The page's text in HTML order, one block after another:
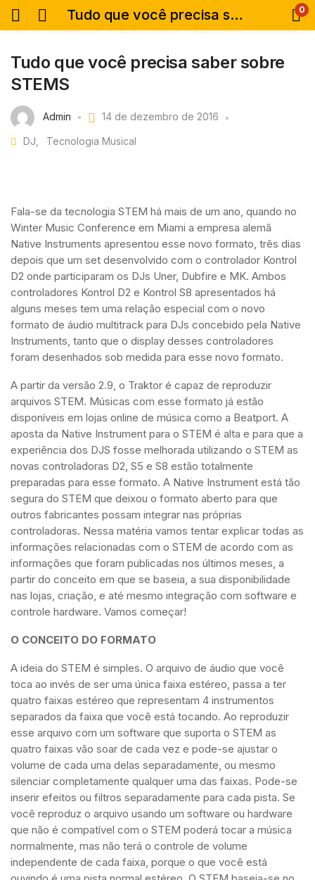
Tudo que você precisa saber sobre STEMS 0
Tudo que você precisa saber sobre
STEMS
Admin 14 de dezembro de 2016
DJ Tecnologia Musical
Fala-se da tecnologia STEM há mais de um ano, quando no
Winter Music Conference em Miami a empresa alemã
Native Instruments apresentou esse novo formato, três dias
depois que um set desenvolvido com o controlador Kontrol
D2 onde participaram os DJs Uner, Dubfire e MK. Ambos
controladores Kontrol D2 e Kontrol S8 apresentados há
alguns meses tem uma relação especial com o novo
formato de áudio multitrack para DJs concebido pela Native
Instruments, tanto que o display desses controladores
foram desenhados sob medida para esse novo formato.
A partir da versão 2.9, o Traktor é capaz de reproduzir
arquivos STEM. Músicas com esse formato já estão
disponíveis em lojas online de música como a Beatport. A
aposta da Native Instrument para o STEM é alta e para que a
experiência dos DJS fosse melhorada utilizando o STEM as
novas controladoras D2, S5 e S8 estão totalmente
preparadas para esse formato. A Native Instrument está tão
segura do STEM que deixou o formato aberto para que
outros fabricantes possam integrar nas próprias
controladoras. Nessa matéria vamos tentar explicar todas as
informações relacionadas com o STEM de acordo com as
informações que foram publicadas nos últimos meses, a
partir do conceito em que se baseia, a sua disponibilidade
nas lojas, criação, e até mesmo integração com software e
controle hardware. Vamos começar!
O CONCEITO DO FORMATO
A ideia do STEM é simples. O arquivo de áudio que você
toca ao invés de ser uma única faixa estéreo, passa a ter
quatro faixas estéreo que representam 4 instrumentos
separados da faixa que você está tocando. Ao reproduzir
esse arquivo com um software que suporta o STEM as
quatro faixas vão soar de cada vez e pode-se ajustar o
volume de cada uma delas separadamente, ou mesmo
silenciar completamente qualquer uma das faixas. Pode-se
inserir efeitos ou filtros separadamente para cada pista. Se
você reproduz o arquivo usando um software ou hardware
que não é compatível com o STEM poderá tocar a música
normalmente, mas não terá o controle de volume
independente de cada faixa, porque o que você está